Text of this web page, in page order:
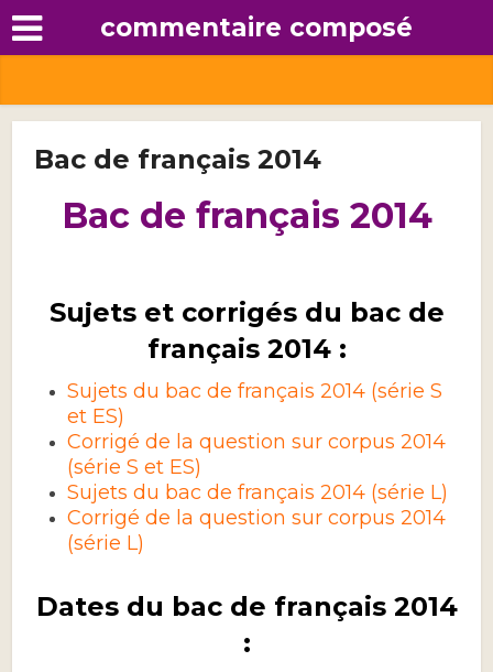
commentaire composé
Bac de français 2014
Bac de français 2014
Sujets et corrigés du bac de
français 2014 :
Sujets du bac de français 2014 (série S
et ES)
Corrigé de la question sur corpus 2014
(série S et ES)
Sujets du bac de français 2014 (série L)
Corrigé de la question sur corpus 2014
(série L)
Dates du bac de français 2014
: